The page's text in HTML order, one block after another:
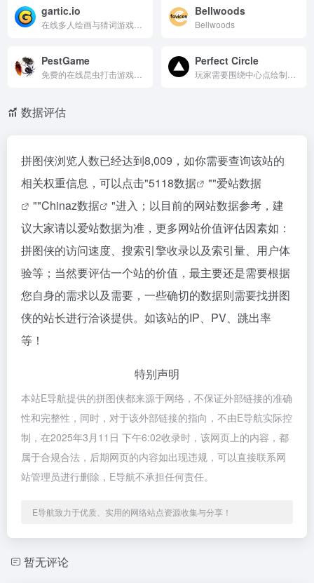
gartic.io Bellwoods
Bellwoods
PestGame Perfect Circle
数据评估
拼图侠浏览人数已经达到8,009，如你需要查询该站的
相关权重信息，可以点击"5118数据 ""爱站数据
""Chinaz数据
"进入；以目前的网站数据参考，建
议大家请以爱站数据为准，更多网站价值评估因素如：
拼图侠的访问速度、搜索引擎收录以及索引量、用户体
验等；当然要评估一个站的价值，最主要还是需要根据
您自身的需求以及需要，一些确切的数据则需要找拼图
侠的站长进行洽谈提供。如该站的IP、PV、跳出率
等！
特别声明
本站E导航提供的拼图侠都来源于网络，不保证外部链接的准确
性和完整性，同时，对于该外部链接的指向，不由E导航实际控
制，在2025年3月11日 下午6:02收录时，该网页上的内容，都
属于合规合法，后期网页的内容如出现违规，可以直接联系网
站管理员进行删除，E导航不承担任何责任。
E导航致力于优质、实用的网络站点资源收集与分享！
暂无评论